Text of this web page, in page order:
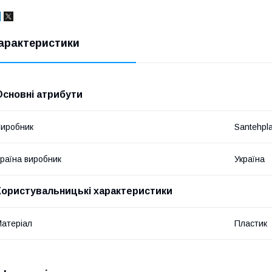
атрибути
виробник Україна
характеристики
Пластик